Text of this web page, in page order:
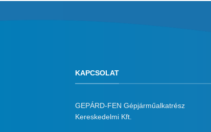
KAPCSOLAT
GEPÁRD-FEN Gépjárműalkatrész
Kereskedelmi Kft.